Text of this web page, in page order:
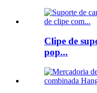
Clipe de
pop...